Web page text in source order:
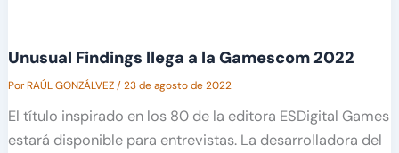
Unusual Findings llega a la Gamescom 2022
PorRAÚL GONZÁLVEZ/23 de agosto de 2022
El título inspirado en los 80 de la editora ESDigital Games
estará disponible para entrevistas. La desarrolladora del